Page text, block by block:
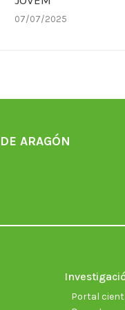
07/07/2025
ARAGÓN
Portal